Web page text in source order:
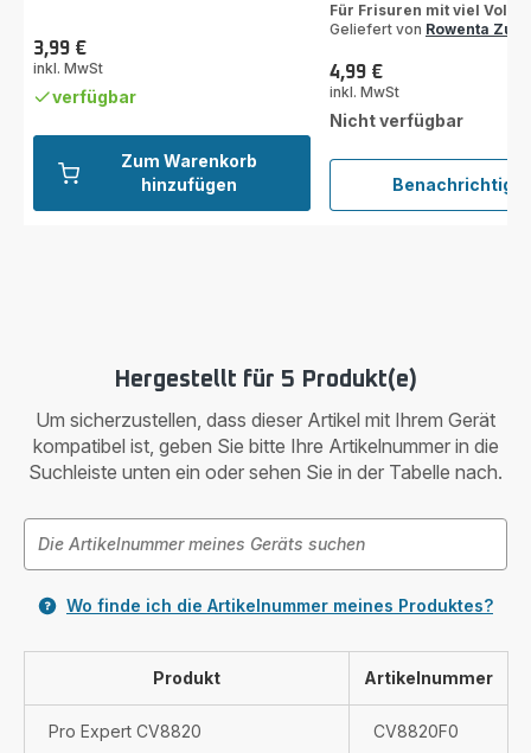
Zum Warenkorb
hinzufügen
Preis
3,99 €
inkl. MwSt
verfügbar
Für Frisuren mit viel
Geliefert von Rowenta
Preis
4,99 €
inkl. MwSt
Nicht verfügbar
Hergestellt für 5 Produkt(e)
Um sicherzustellen, dass dieser Artikel mit Ihrem Gerät
kompatibel ist, geben Sie bitte Ihre Artikelnummer in die
Suchleiste unten ein oder sehen Sie in der Tabelle nach.
Wo finde ich die Artikelnummer meines Produktes?
Produkt Artikelnummer
Pro Expert CV8820 CV8820F0